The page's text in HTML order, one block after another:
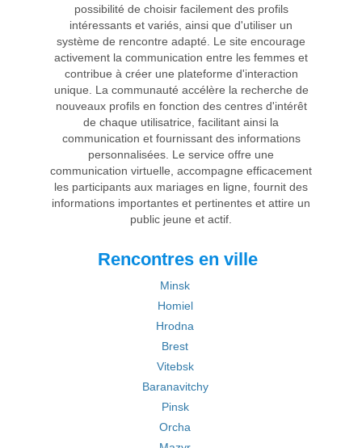
possibilité de choisir facilement des profils
intéressants et variés, ainsi que d'utiliser un
système de rencontre adapté. Le site encourage
activement la communication entre les femmes et
contribue à créer une plateforme d'interaction
unique. La communauté accélère la recherche de
nouveaux profils en fonction des centres d'intérêt
de chaque utilisatrice, facilitant ainsi la
communication et fournissant des informations
personnalisées. Le service offre une
communication virtuelle, accompagne efficacement
les participants aux mariages en ligne, fournit des
informations importantes et pertinentes et attire un
public jeune et actif.
Rencontres en ville
Minsk
Homiel
Hrodna
Brest
Vitebsk
Baranavitchy
Pinsk
Orcha